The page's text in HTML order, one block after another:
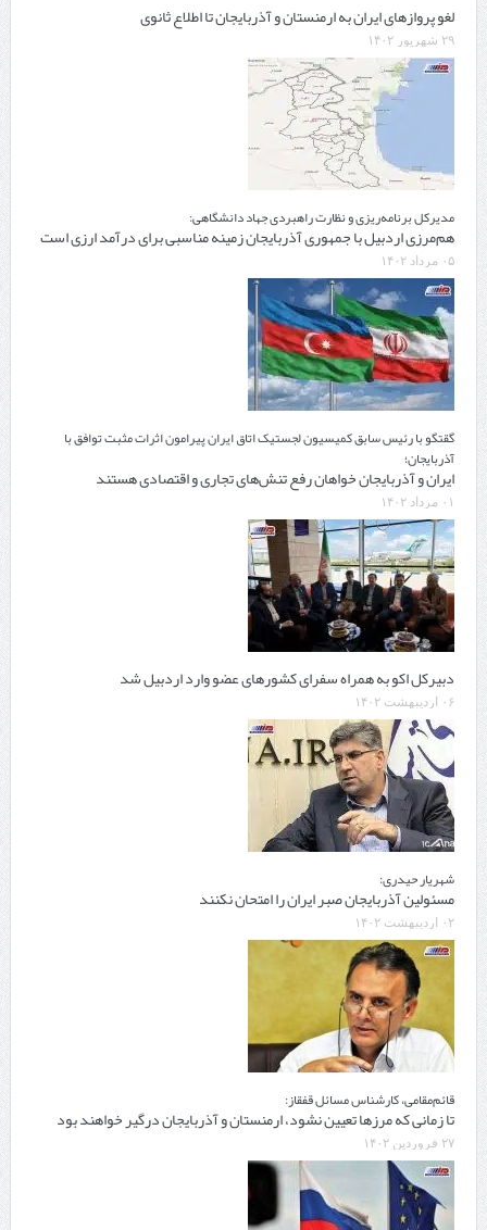
لغو پروازهای ایران به ارمنستان و آذربایجان تا اطلاع ثانوی
۲۹ شهریور ۱۴۰۲
مدیرکل برنامه‌ریزی و نظارت راهبردی جهاد دانشگاهی:
هم‌مرزی اردبیل با جمهوری آذربایجان زمینه مناسبی برای درآمد ارزی است
۰۵ مرداد ۱۴۰۲
گقتگو با رئیس سابق کمیسیون لجستیک اتاق ایران پیرامون اثرات مثبت توافق با
آذربایجان؛
ایران و آذربایجان خواهان رفع تنش‌های تجاری و اقتصادی هستند
۰۱ مرداد ۱۴۰۲
دبیرکل اکو به همراه سفرای کشورهای عضو وارد اردبیل شد
۰۶ اردیبهشت ۱۴۰۲
شهریار حیدری:
مسئولین آذربایجان صبر ایران را امتحان نکنند
۰۲ اردیبهشت ۱۴۰۲
قائم‌مقامی، کارشناس مسائل قفقاز:
تا زمانی که مرزها تعیین نشود، ارمنستان و آذربایجان درگیر خواهند بود
۲۷ فروردین ۱۴۰۲